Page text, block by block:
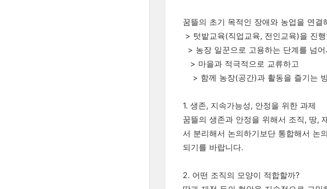
꿈뜰의 초기 목적인 장애와 농업을 연결
> 텃밭교육(직업교육, 전인교육)을 진
> 농장 일꾼으로 고용하는 단계를 넘어
> 마을과 적극적으로 교류하고
> 함께 농장(공간)과 활동을 즐기는
1. 생존, 지속가능성, 안정을 위한 과제
꿈뜰의 생존과 안정을 위해서 조직, 땅,
서 분리해서 논의하기보단 통합해서 논
되기를 바랍니다.
2. 어떤 조직의 모양이 적합할까?